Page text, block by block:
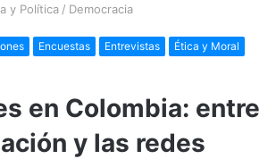
y Política / Democracia
Encuestas Entrevistas
Ética y Moral
en Colombia: entre
y las redes